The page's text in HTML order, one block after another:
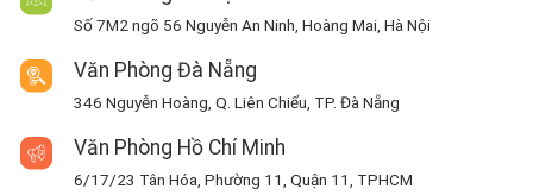
Số 7M2 ngõ 56 Nguyễn An Ninh, Hoàng Mai, Hà Nội
Văn Phòng Đà Nẵng
346 Nguyễn Hoàng, Q. Liên Chiểu, TP. Đà Nẵng
Văn Phòng Hồ Chí Minh
6/17/23 Tân Hóa, Phường 11, Quận 11, TPHCM